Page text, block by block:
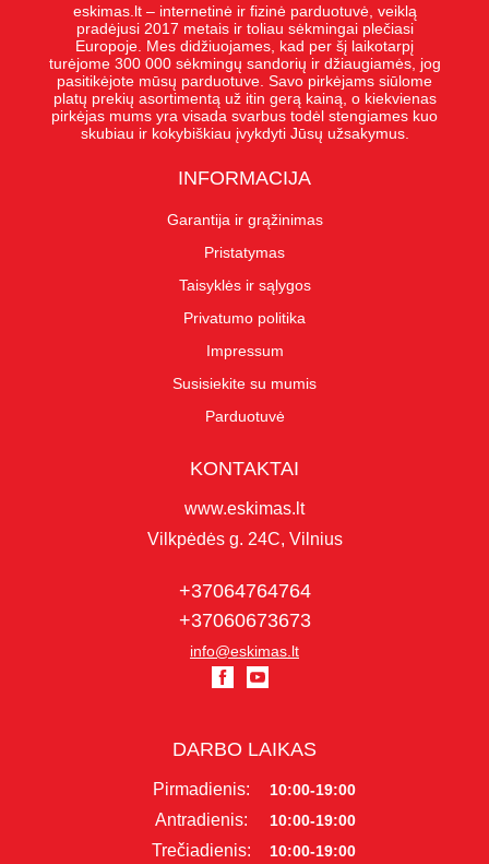
eskimas.lt – internetinė ir fizinė parduotuvė, veiklą
pradėjusi 2017 metais ir toliau sėkmingai plečiasi
Europoje. Mes didžiuojames, kad per šį laikotarpį
turėjome 300 000 sėkmingų sandorių ir džiaugiamės, jog
pasitikėjote mūsų parduotuve. Savo pirkėjams siūlome
platų prekių asortimentą už itin gerą kainą, o kiekvienas
pirkėjas mums yra visada svarbus todėl stengiames kuo
skubiau ir kokybiškiau įvykdyti Jūsų užsakymus.
INFORMACIJA
Garantija ir grąžinimas
Pristatymas
Taisyklės ir sąlygos
Privatumo politika
Impressum
Susisiekite su mumis
Parduotuvė
KONTAKTAI
www.eskimas.lt
Vilkpėdės g. 24C, Vilnius
+37064764764
+37060673673
info@eskimas.lt
DARBO LAIKAS
Pirmadienis: 10:00-19:00
Antradienis: 10:00-19:00
Trečiadienis: 10:00-19:00